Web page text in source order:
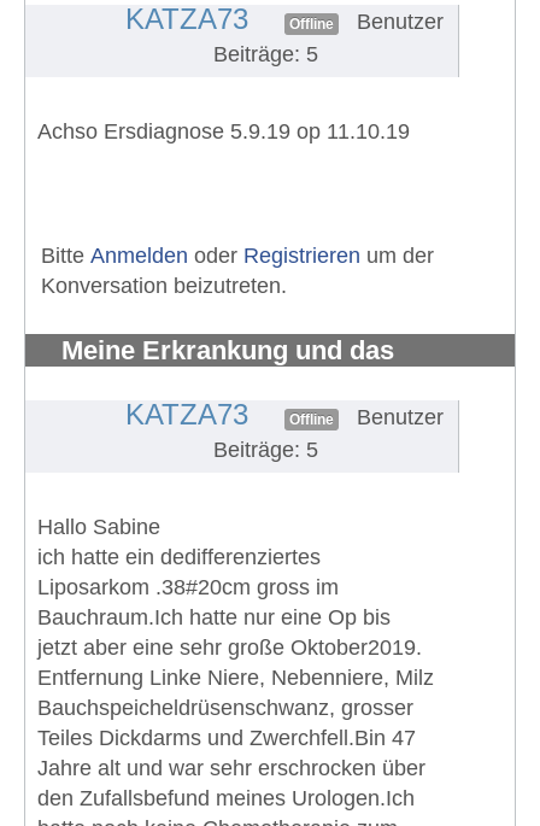
KATZA73 Offline
Benutzer
Beiträge: 5
Achso Ersdiagnose 5.9.19 op 11.10.19
Bitte Anmelden oder Registrieren um der
Konversation beizutreten.
Meine Erkrankung und das
KATZA73 Offline
Benutzer
Beiträge: 5
Hallo Sabine
ich hatte ein dedifferenziertes
Liposarkom .38#20cm gross im
Bauchraum.Ich hatte nur eine Op bis
jetzt aber eine sehr große Oktober2019.
Entfernung Linke Niere, Nebenniere, Milz
Bauchspeicheldrüsenschwanz, grosser
Teiles Dickdarms und Zwerchfell.Bin 47
Jahre alt und war sehr erschrocken über
den Zufallsbefund meines Urologen.Ich